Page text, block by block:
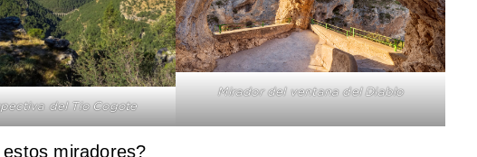
del Tio Cogote
Mirador del ventana del Diablo
miradores?